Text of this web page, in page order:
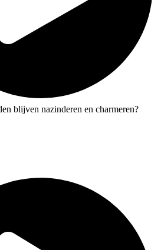
blijven nazinderen en charmeren?